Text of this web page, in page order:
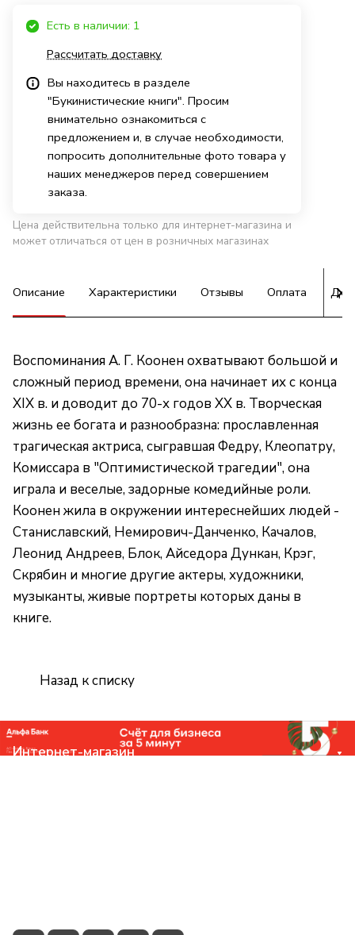
Есть в наличии: 1
Рассчитать доставку
Вы находитесь в разделе
"Букинистические книги". Просим
внимательно ознакомиться с
предложением и, в случае необходимости,
попросить дополнительные фото товара у
наших менеджеров перед совершением
заказа.
Цена действительна только для интернет-магазина и
может отличаться от цен в розничных магазинах
Описание Характеристики Отзывы Оплата
Воспоминания А. Г. Коонен охватывают большой и
сложный период времени, она начинает их с конца
XIX в. и доводит до 70-х годов XX в. Творческая
жизнь ее богата и разнообразна: прославленная
трагическая актриса, сыгравшая Федру, Клеопатру,
Комиссара в "Оптимистической трагедии", она
играла и веселые, задорные комедийные роли.
Коонен жила в окружении интереснейших людей -
Станиславский, Немирович-Данченко, Качалов,
Леонид Андреев, Блок, Айседора Дункан, Крэг,
Скрябин и многие другие актеры, художники,
музыканты, живые портреты которых даны в
книге.
Назад к списку
Интернет-магазин